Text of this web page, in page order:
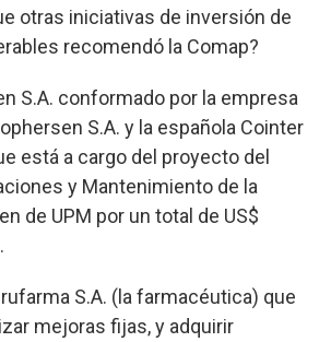
otras iniciativas de inversión de
recomendó la Comap?
S.A. conformado por la empresa
S.A. y la española Cointer
está a cargo del proyecto del
y Mantenimiento de la
de UPM por un total de US$
S.A. (la farmacéutica) que
mejoras fijas, y adquirir